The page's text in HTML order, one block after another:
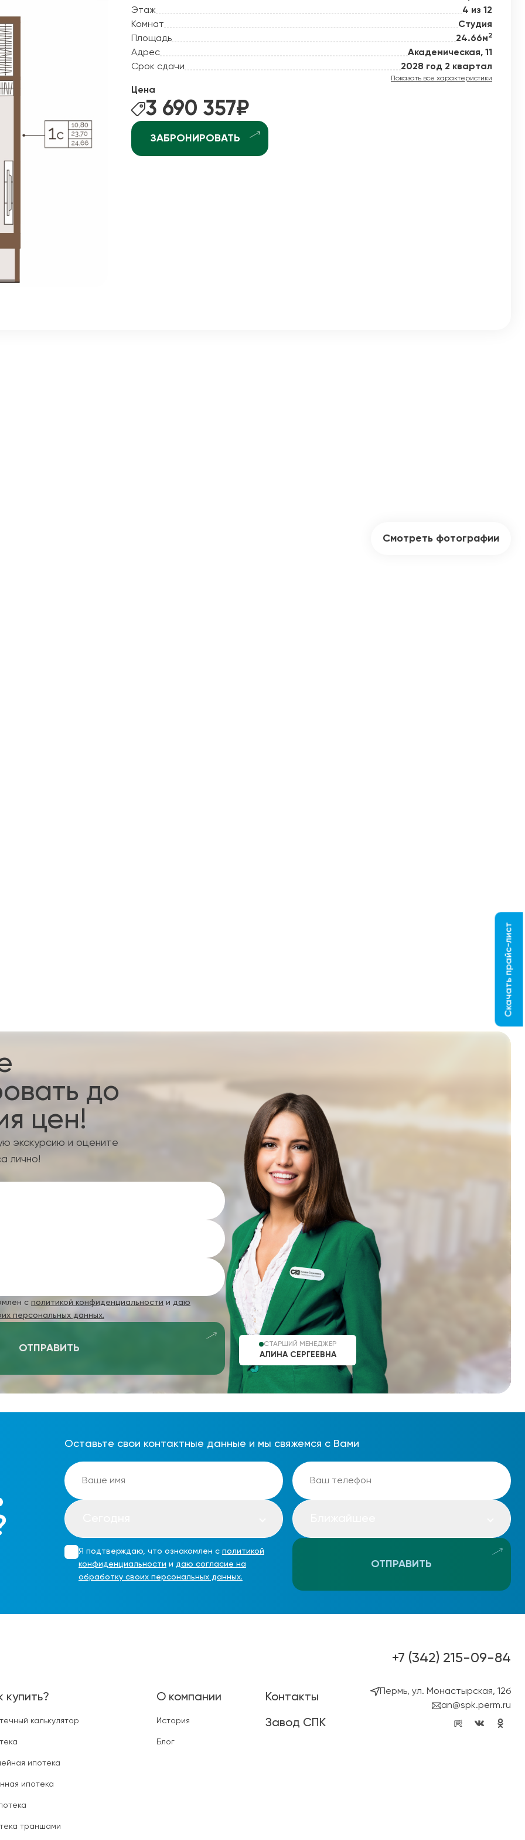
квартиры
квартиры
квартиры
Курье
2
р-не (КамГЭС)
Рассрочка
Отдай старое - построй новое
Ипотека +
Этаж
4 из 12
Комнат
Студия
Площадь
24.66м2
Адрес
Академическая, 11
Срок сдачи
2028 год 2 квартал
Показать все характеристики
Цена
3 690 357₽
ЗАБРОНИРОВАТЬ
Смотреть фотографии
до
цен!
экскурсию и оцените
лично!
с политикой конфиденциальности и даю
персональных данных.
ОТПРАВИТЬ СТАРШИЙ МЕНЕДЖЕР
АЛИНА СЕРГЕЕВНА
Оставьте свои контактные данные и мы свяжемся с Вами
Я подтверждаю, что ознакомлен с политикой
конфиденциальности и даю согласие на
обработку своих персональных данных.
ОТПРАВИТЬ
+7 (342) 215-09-84
купить?
калькулятор
ипотека
ипотека
траншами
О компании
История
Блог
Контакты
Завод СПК
Пермь, ул. Монастырская, 12б
an@spk.perm.ru
Скачать прайс-лист